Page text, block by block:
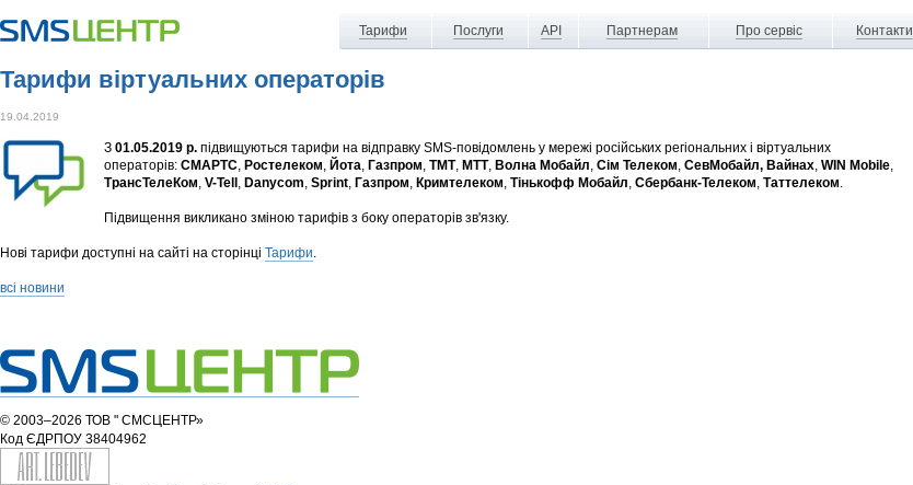
Тарифи Послуги API Партнерам Про сервіс Контакти
Тарифи віртуальних операторів
19.04.2019
З 01.05.2019 р. підвищуються тарифи на відправку SMS-повідомлень у мережі російських регіональних і віртуальних
операторів: СМАРТС, Ростелеком, Йота, Газпром, ТМТ, МТТ, Волна Мобайл, Сім Телеком, СевМобайл, Вайнах, WIN Mobile,
ТрансТелеКом, V-Tell , Danycom, Sprint, Газпром, Кримтелеком, Тінькофф Мобайл, Сбербанк-Телеком, Таттелеком.
Підвищення викликано зміною тарифів з боку операторів зв'язку.
Нові тарифи доступні на сайті на сторінці Тарифи.
всі новини
© 2003–2026 ТОВ " СМСЦЕНТР»
Код ЄДРПОУ 38404962